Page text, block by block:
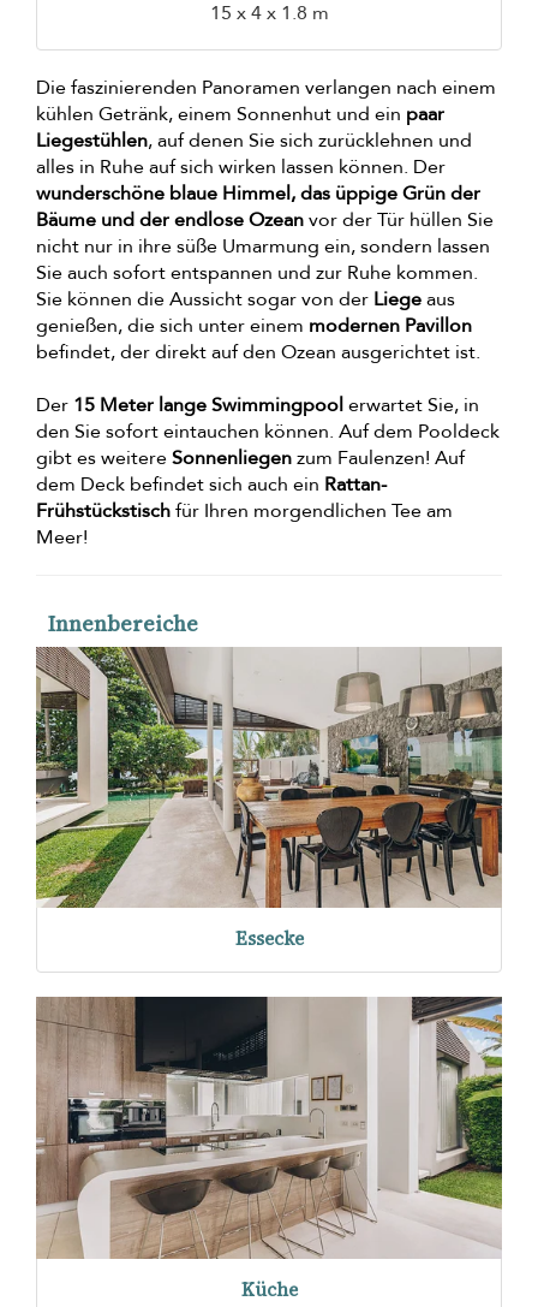
15 x 4 x 1.8 m
Die faszinierenden Panoramen verlangen nach einem
kühlen Getränk, einem Sonnenhut und ein paar
Liegestühlen, auf denen Sie sich zurücklehnen und
alles in Ruhe auf sich wirken lassen können. Der
wunderschöne blaue Himmel, das üppige Grün der
Bäume und der endlose Ozeanvor der Tür hüllen Sie
nicht nur in ihre süße Umarmung ein, sondern lassen
Sie auch sofort entspannen und zur Ruhe kommen.
Sie können die Aussicht sogar von der Liegeaus
genießen, die sich unter einem modernen Pavillon
befindet, der direkt auf den Ozean ausgerichtet ist.
Der 15 Meter lange Swimmingpoolerwartet Sie, in
den Sie sofort eintauchen können. Auf dem Pooldeck
gibt es weitereSonnenliegenzum Faulenzen! Auf
dem Deck befindet sich auch ein Rattan-
Frühstückstischfür Ihren morgendlichen Tee am
Meer!
Innenbereiche
Essecke
Küche